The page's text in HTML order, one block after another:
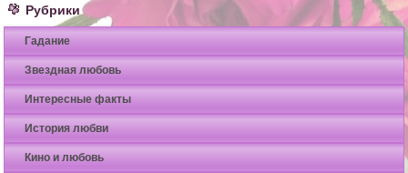
Рубрики
Гадание
Звездная любовь
Интересные факты
История любви
Кино и любовь